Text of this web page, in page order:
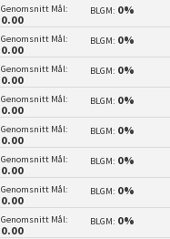
Genomsnitt Mål:
0.00
BLGM: 0%
Genomsnitt Mål:
0.00
BLGM: 0%
Genomsnitt Mål:
0.00
BLGM: 0%
Genomsnitt Mål:
0.00
BLGM: 0%
Genomsnitt Mål:
0.00
BLGM: 0%
Genomsnitt Mål:
0.00
BLGM: 0%
Genomsnitt Mål:
0.00
BLGM: 0%
Genomsnitt Mål:
0.00
BLGM: 0%